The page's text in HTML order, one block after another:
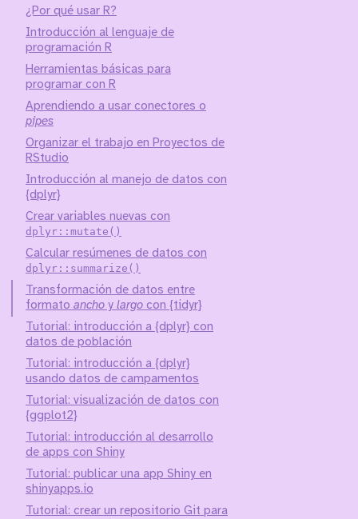
¿Por qué usar R?
Introducción al lenguaje de
programación R
Herramientas básicas para
programar con R
Aprendiendo a usar conectores o
pipes
Organizar el trabajo en Proyectos de
RStudio
Introducción al manejo de datos con
{dplyr}
Crear variables nuevas con
dplyr::mutate()
Calcular resúmenes de datos con
dplyr::summarize()
Transformación de datos entre
formato ancho y largo con {tidyr}
Tutorial: introducción a {dplyr} con
datos de población
Tutorial: introducción a {dplyr}
usando datos de campamentos
Tutorial: visualización de datos con
{ggplot2}
Tutorial: introducción al desarrollo
de apps con Shiny
Tutorial: publicar una app Shiny en
shinyapps.io
Tutorial: crear un repositorio Git para